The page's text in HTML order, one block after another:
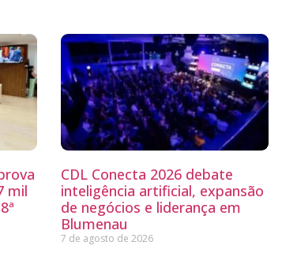
mil
CDL Conecta 2026 debate
inteligência artificial, expansão
de negócios e liderança em
Blumenau
7 de agosto de 2026